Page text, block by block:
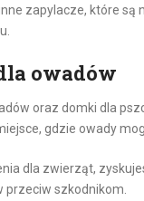
zapylacze, które są
owadów
oraz domki dla
gdzie owady
dla zwierząt,
szkodnikom.